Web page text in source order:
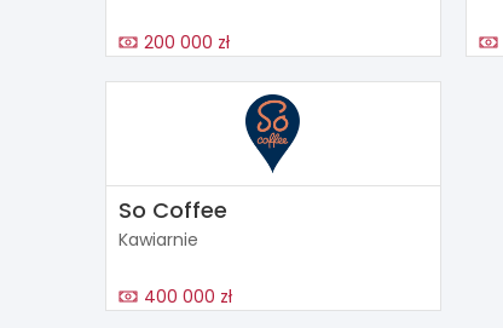
200 000 zł
So Coffee
Kawiarnie
400 000 zł